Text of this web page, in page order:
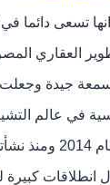
تسعى دائما
العقاري
سمعة جيدة
في عالم
تأسيس الشركة في
انطلاقات كبيرة